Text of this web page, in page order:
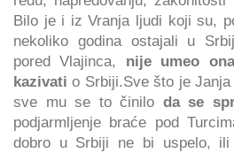
Bilo je i iz Vranja ljudi koji su,
nekoliko godina ostajali u
pored Vlajinca, nije umeo
kazivati o Srbiji.Sve što je
sve mu se to činilo da se
podjarmljenje braće pod
dobro u Srbiji ne bi uspelo,